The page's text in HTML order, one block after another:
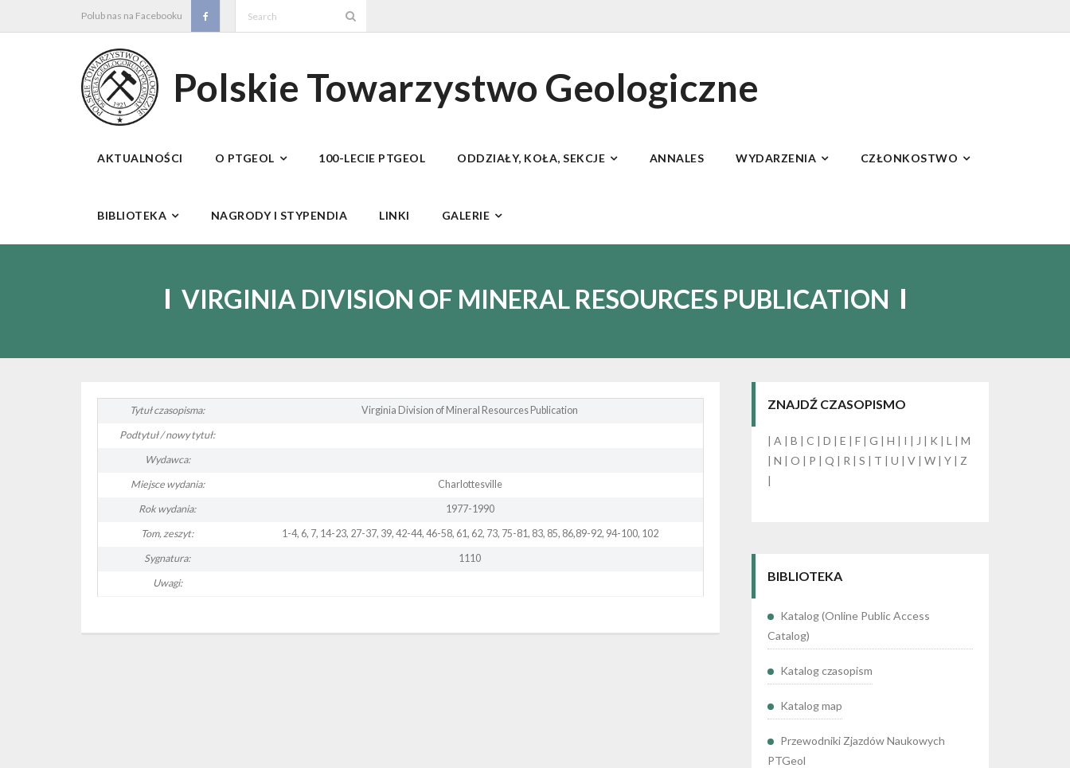
Polub nas na Facebooku
Polskie Towarzystwo Geologiczne
AKTUALNOŚCI O PTGEOL 100-LECIE PTGEOL ODDZIAŁY, KOŁA, SEKCJE ANNALES WYDARZENIA CZŁONKOSTWO
BIBLIOTEKA NAGRODY I STYPENDIA LINKI GALERIE
VIRGINIA DIVISION OF MINERAL RESOURCES PUBLICATION
Tytuł czasopisma: Virginia Division of Mineral Resources Publication
Podtytuł / nowy tytuł:
Wydawca:
Miejsce wydania: Charlottesville
Rok wydania: 1977-1990
Tom, zeszyt: 1-4, 6, 7, 14-23, 27-37, 39, 42-44, 46-58, 61, 62, 73, 75-81, 83, 85, 86,89-92, 94-100, 102
Sygnatura: 1110
Uwagi:
ZNAJDŹ CZASOPISMO
|A |B |C |D |E |F |G |H | I | J | K |L |M
|N |O | P |Q | R |S | T |U |V |W |Y | Z
|
BIBLIOTEKA
Katalog (Online Public Access
Catalog)
Katalog czasopism
Katalog map
Przewodniki Zjazdów Naukowych
PTGeol